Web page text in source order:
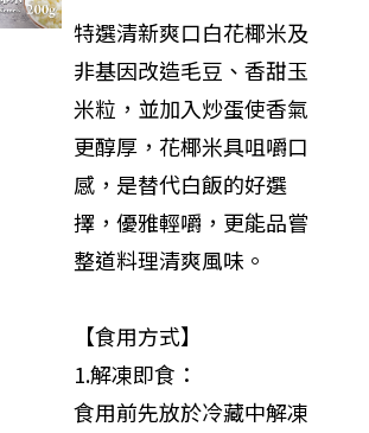
特選清新爽口白花椰米及
非基因改造毛豆、香甜玉
米粒，並加入炒蛋使香氣
更醇厚，花椰米具咀嚼口
感，是替代白飯的好選
擇，優雅輕嚼，更能品嘗
整道料理清爽風味。
【食用方式】
1.解凍即食：
食用前先放於冷藏中解凍